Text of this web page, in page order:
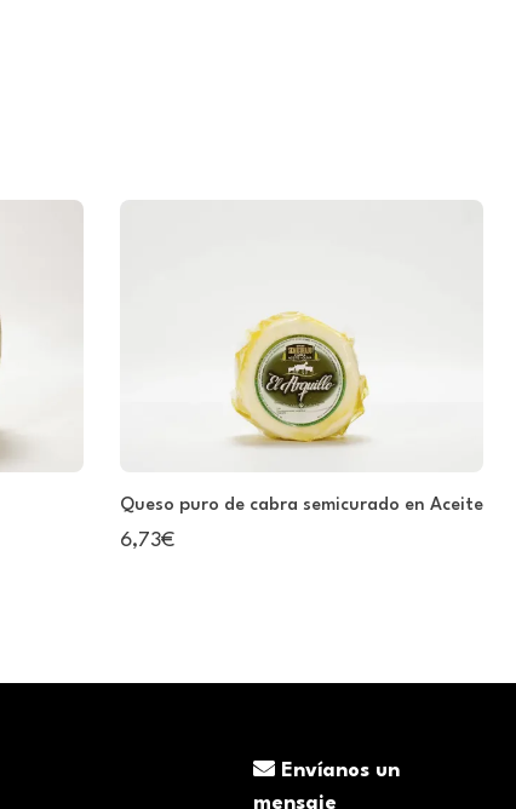
Queso puro de cabra semicurado en Aceite
6,73€
Envíanos un
mensaje